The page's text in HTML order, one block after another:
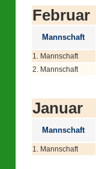
Februar
Mannschaft
1. Mannschaft
2. Mannschaft
Januar
Mannschaft
1. Mannschaft